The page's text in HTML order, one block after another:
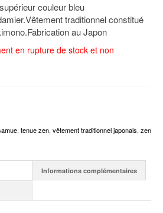
couleur bleu
traditionnel constitué
au Japon
en rupture de stock et non
, tenue zen, vêtement traditionnel japonais, zen
Informations complémentaires